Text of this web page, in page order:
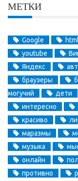
МЕТКИ
Google
youtube
Яндекс
браузеры
могучий
дети
интересно
красиво
маразмы
музыка
онлайн
противно